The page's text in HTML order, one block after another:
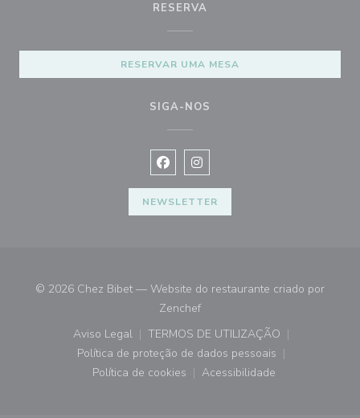
RESERVA
RESERVAR UMA MESA
SIGA-NOS
Facebook ((abre numa nova janela))
Instagram ((abre numa nova
NEWSLETTER
© 2026 Chez Bibet — Website do restaurante criado por
Zenchef((abre numa nova janela))
Aviso Legal
((abre numa nova janela))
TERMOS DE UTILIZAÇÃO
((abre numa nova janela))
Política de proteção de dados pessoais
((abre numa nova janela))
Política de cookies
((abre numa nova janela))
Acessibilidade
((abre numa nova